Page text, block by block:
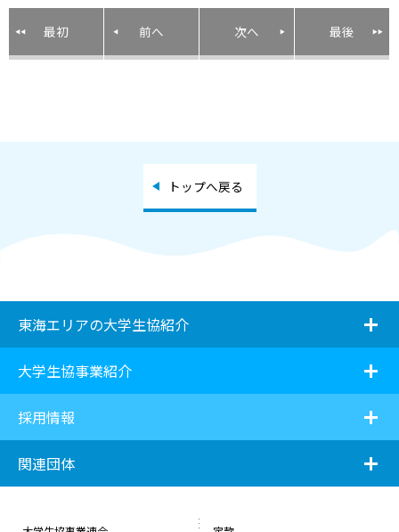
最初 前へ 次へ 最後
トップへ戻る
東海エリアの大学生協紹介
大学生協事業紹介
採用情報
関連団体